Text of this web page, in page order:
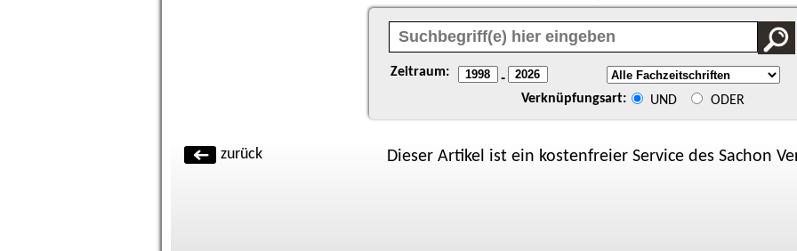
Zeitraum: -
Verknüpfungsart: UND ODER
zurück Dieser Artikel ist ein kostenfreier Service des Sachon